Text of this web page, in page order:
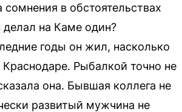
в обстоятельствах
делал на Каме один?
годы он жил, насколько
Краснодаре. Рыбалкой точно не
она. Бывшая коллега не
развитый мужчина не